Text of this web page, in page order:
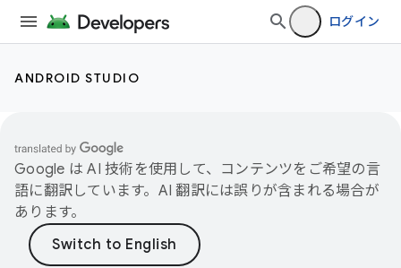
ログイン
ANDROID STUDIO
Google は AI 技術を使用して、コンテンツをご希望の言
語に翻訳しています。AI 翻訳には誤りが含まれる場合が
あります。